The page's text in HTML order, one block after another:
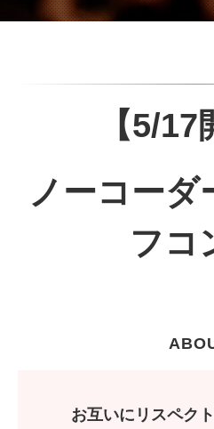
【5/17
ノーコーダ
フコ
お互いにリスペク